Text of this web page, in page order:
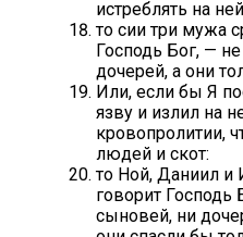
истреблять на
то сии три мужа
Господь Бог, —
дочерей, а они
Или, если бы Я
язву и излил на
кровопролитии,
людей и скот:
то Ной, Даниил и
говорит Господь
сыновей, ни